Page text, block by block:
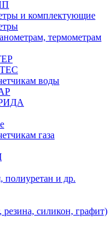
и комплектующие
термометрам
воды
газа
полиуретан и др.
силикон, графит)